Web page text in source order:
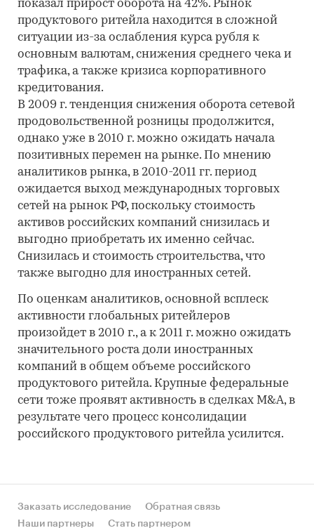
показал прирост оборота на 42%. Рынок
продуктового ритейла находится в сложной
ситуации из-за ослабления курса рубля к
основным валютам, снижения среднего чека и
трафика, а также кризиса корпоративного
кредитования.
В 2009 г. тенденция снижения оборота сетевой
продовольственной розницы продолжится,
однако уже в 2010 г. можно ожидать начала
позитивных перемен на рынке. По мнению
аналитиков рынка, в 2010-2011 гг. период
ожидается выход международных торговых
сетей на рынок РФ, поскольку стоимость
активов российских компаний снизилась и
выгодно приобретать их именно сейчас.
Снизилась и стоимость строительства, что
также выгодно для иностранных сетей.
По оценкам аналитиков, основной всплеск
активности глобальных ритейлеров
произойдет в 2010 г., а к 2011 г. можно ожидать
значительного роста доли иностранных
компаний в общем объеме российского
продуктового ритейла. Крупные федеральные
сети тоже проявят активность в сделках M&A, в
результате чего процесс консолидации
российского продуктового ритейла усилится.
Заказать исследование
Обратная связь
Наши партнеры
Стать партнером